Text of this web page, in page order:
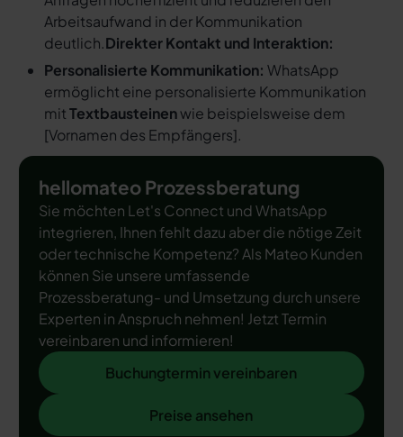
Arbeitsaufwand in der Kommunikation
deutlich.Direkter Kontakt und Interaktion:
Personalisierte Kommunikation: WhatsApp
ermöglicht eine personalisierte Kommunikation
mitTextbausteinenwie beispielsweise dem
[Vornamen des Empfängers].
hellomateo Prozessberatung
Sie möchten Let's Connect und WhatsApp
integrieren, Ihnen fehlt dazu aber die nötige Zeit
oder technische Kompetenz? Als Mateo Kunden
können Sie unsere umfassende
Prozessberatung- und Umsetzung durch unsere
Experten in Anspruch nehmen! Jetzt Termin
vereinbaren und informieren!
Buchungtermin vereinbaren
Buchungtermin vereinbaren
Preise ansehen
Preise ansehen